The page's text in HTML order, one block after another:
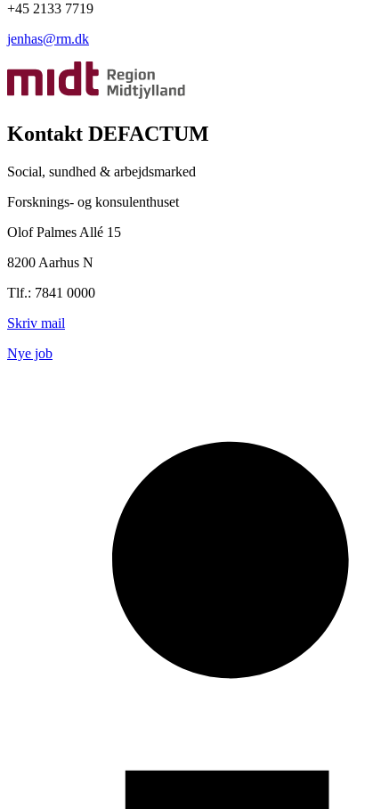
+45 2133 7719
jenhas@rm.dk
Kontakt DEFACTUM
Social, sundhed & arbejdsmarked
Forsknings- og konsulenthuset
Olof Palmes Allé 15
8200 Aarhus N
Tlf.: 7841 0000
Skriv mail
Nye job